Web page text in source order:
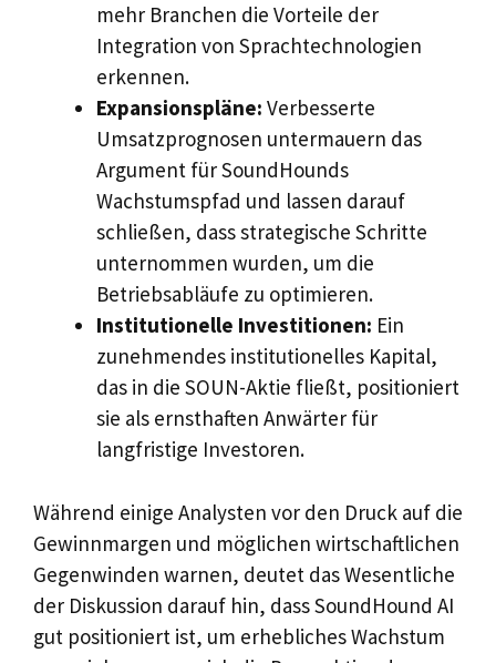
mehr Branchen die Vorteile der
Integration von Sprachtechnologien
erkennen.
Expansionspläne: Verbesserte
Umsatzprognosen untermauern das
Argument für SoundHounds
Wachstumspfad und lassen darauf
schließen, dass strategische Schritte
unternommen wurden, um die
Betriebsabläufe zu optimieren.
Institutionelle Investitionen: Ein
zunehmendes institutionelles Kapital,
das in die SOUN-Aktie fließt, positioniert
sie als ernsthaften Anwärter für
langfristige Investoren.
Während einige Analysten vor den Druck auf die
Gewinnmargen und möglichen wirtschaftlichen
Gegenwinden warnen, deutet das Wesentliche
der Diskussion darauf hin, dass SoundHound AI
gut positioniert ist, um erhebliches Wachstum